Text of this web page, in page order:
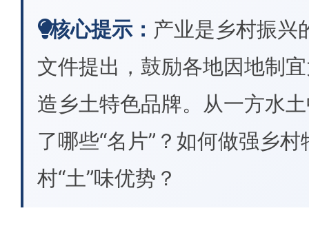
核心提示： 产业是乡村振兴
文件提出，鼓励各地因地制
造乡土特色品牌。从一方水
了哪些“名片”？如何做强乡
村“土”味优势？